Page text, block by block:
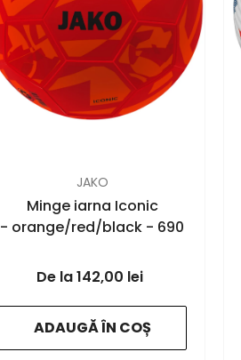
JAKO
Minge iarna Iconic
- orange/red/black - 690
142,00 lei
ADAUGĂ ÎN COȘ